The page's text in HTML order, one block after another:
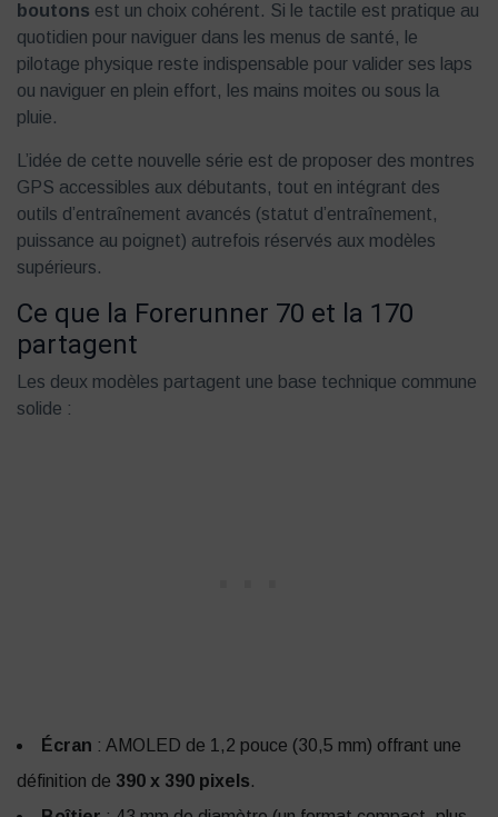
boutons est un choix cohérent. Si le tactile est pratique au
quotidien pour naviguer dans les menus de santé, le
pilotage physique reste indispensable pour valider ses laps
ou naviguer en plein effort, les mains moites ou sous la
pluie.
L’idée de cette nouvelle série est de proposer des montres
GPS accessibles aux débutants, tout en intégrant des
outils d’entraînement avancés (statut d’entraînement,
puissance au poignet) autrefois réservés aux modèles
supérieurs.
Ce que la Forerunner 70 et la 170
partagent
Les deux modèles partagent une base technique commune
solide :
Écran : AMOLED de 1,2 pouce (30,5 mm) offrant une
définition de 390 x 390 pixels.